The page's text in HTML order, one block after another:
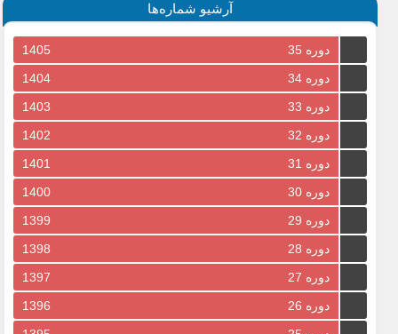
آرشیو شماره‌ها
دوره 35
1405
دوره 34
1404
دوره 33
1403
دوره 32
1402
دوره 31
1401
دوره 30
1400
دوره 29
1399
دوره 28
1398
دوره 27
1397
دوره 26
1396